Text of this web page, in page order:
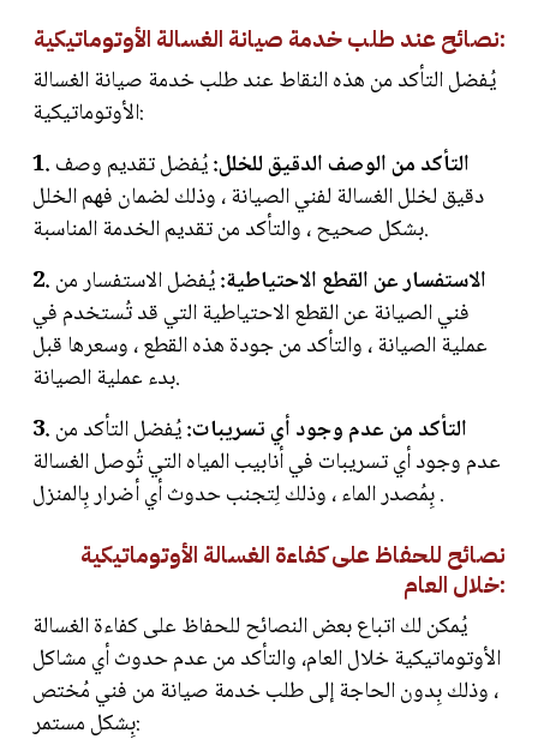
نصائح عند طلب خدمة صيانة الغسالة الأوتوماتيكية:
يُفضل التأكد من هذه النقاط عند طلب خدمة صيانة الغسالة
الأوتوماتيكية:
1. التأكد من الوصف الدقيق للخلل:يُفضل تقديم وصف
دقيق لخلل الغسالة لفني الصيانة ، وذلك لضمان فهم الخلل
بشكل صحيح ، والتأكد من تقديم الخدمة المناسبة.
2. الاستفسار عن القطع الاحتياطية:يُفضل الاستفسار من
فني الصيانة عن القطع الاحتياطية التي قد تُستخدم في
عملية الصيانة ، والتأكد من جودة هذه القطع ، وسعرها قبل
بدء عملية الصيانة.
3. التأكد من عدم وجود أي تسريبات:يُفضل التأكد من
عدم وجود أي تسريبات في أنابيب المياه التي تُوصل الغسالة
بِمُصدر الماء ، وذلك لِتجنب حدوث أي أضرار بِالمنزل .
نصائح للحفاظ على كفاءة الغسالة الأوتوماتيكية
خلال العام:
يُمكن لك اتباع بعض النصائح للحفاظ على كفاءة الغسالة
الأوتوماتيكية خلال العام، والتأكد من عدم حدوث أي مشاكل
، وذلك بِدون الحاجة إلى طلب خدمة صيانة من فني مُختص
بِشكل مستمر: